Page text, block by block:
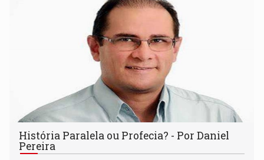
História Paralela ou Profecia? - Por Daniel
Pereira